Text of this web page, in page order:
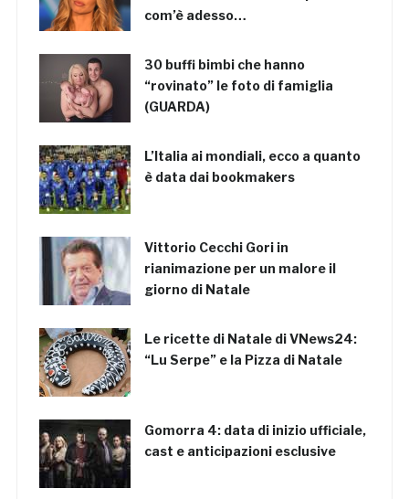
com’è adesso…
30 buffi bimbi che hanno
“rovinato” le foto di famiglia
(GUARDA)
L’Italia ai mondiali, ecco a quanto
è data dai bookmakers
Vittorio Cecchi Gori in
rianimazione per un malore il
giorno di Natale
Le ricette di Natale di VNews24:
“Lu Serpe” e la Pizza di Natale
Gomorra 4: data di inizio ufficiale,
cast e anticipazioni esclusive